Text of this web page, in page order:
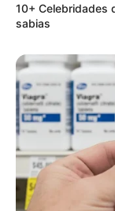
10+ Celebridades
sabias